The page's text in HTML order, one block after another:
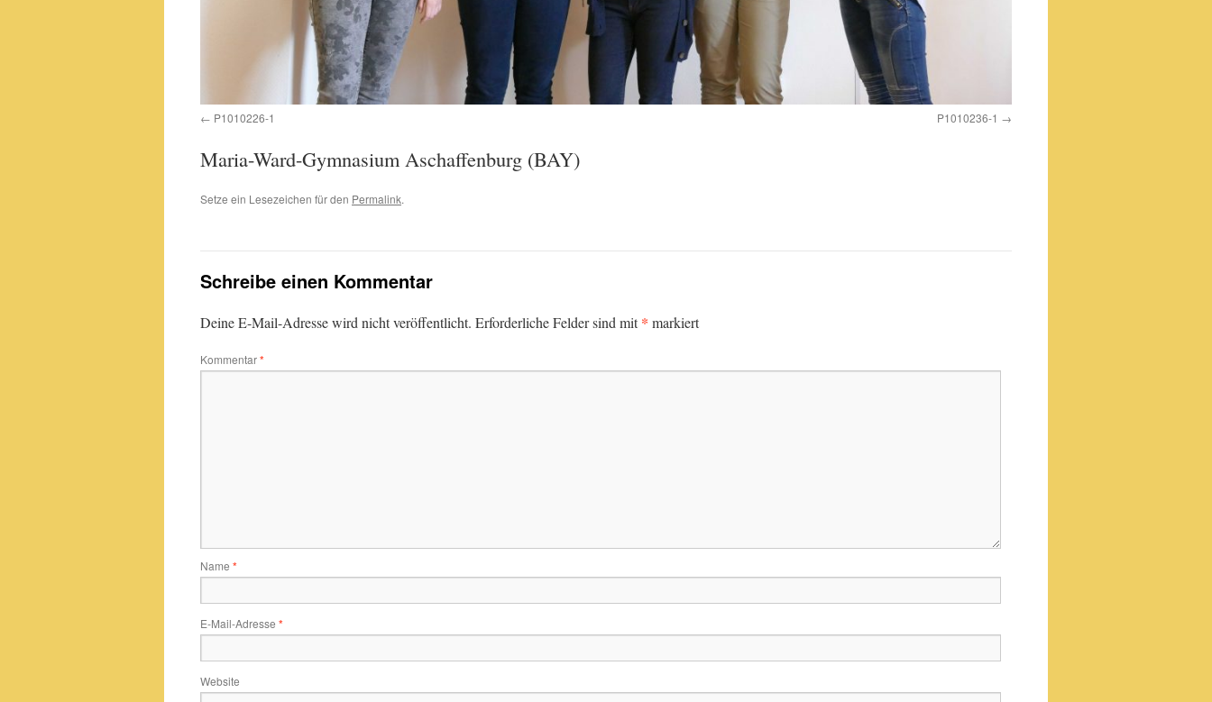
P1010226-1 P1010236-1
Maria-Ward-Gymnasium Aschaffenburg (BAY)
Setze ein Lesezeichen für den Permalink.
Schreibe einen Kommentar
Deine E-Mail-Adresse wird nicht veröffentlicht. Erforderliche Felder sind mit* markiert
Kommentar*
Name *
E-Mail-Adresse *
Website